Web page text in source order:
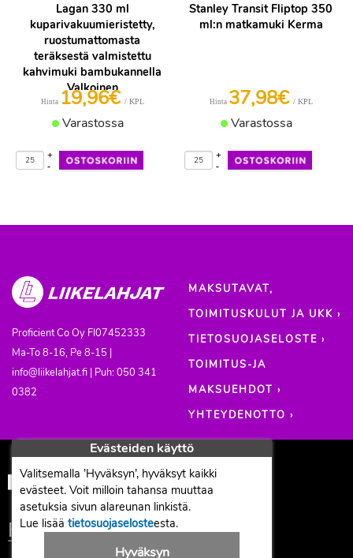
Lagan 330 ml
kuparivakuumieristetty,
ruostumattomasta
teräksestä valmistettu
kahvimuki bambukannella
Valkoinen
Hinta 19,96€ / KPL
Varastossa
-
+
Stanley Transit Fliptop 350
ml:n matkamuki Kerma
Hinta 37,98€ / KPL
Varastossa
-
+
Proficient Co Oy FI07452333
Ma-To 8-16, Pe 8-15 |
info@liikelahjat.fi | Puh: 050 341
0382
MAKSUTAVAT,
TOIMITUSKULUT JA UKK ›
TIETOSUOJASELOSTE ›
TOIMITUS-JA
MAKSUEHDOT ›
YHTEYDENOTTO ›
Evästeiden käyttö
Valitsemalla ’Hyväksyn’, hyväksyt kaikki
evästeet. Voit milloin tahansa muuttaa
asetuksia sivun alareunan linkistä.
Lue lisää tietosuojaselosteesta.
Hyväksyn